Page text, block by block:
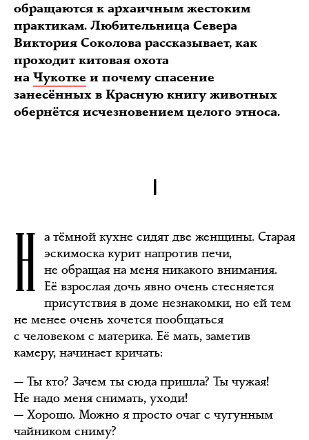
обращаются к архаичным жестоким
практикам. Любительница Севера
Виктория Соколова рассказывает, как
проходит китовая охота
на Чукотке и почему спасение
занесённых в Красную книгу животных
обернётся исчезновением целого этноса.
Н а тёмной кухне сидят две женщины. Старая
эскимоска курит напротив печи,
не обращая на меня никакого внимания.
Её взрослая дочь явно очень стесняется
присутствия в доме незнакомки, но ей тем
не менее очень хочется пообщаться
с человеком с материка. Её мать, заметив
камеру, начинает кричать:
— Ты кто? Зачем ты сюда пришла? Ты чужая!
Не надо меня снимать, уходи!
— Хорошо. Можно я просто очаг с чугунным
чайником сниму?